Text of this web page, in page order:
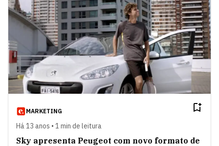
MARKETING
Há 13 anos • 1 min de leitura
Sky apresenta Peugeot com novo formato de